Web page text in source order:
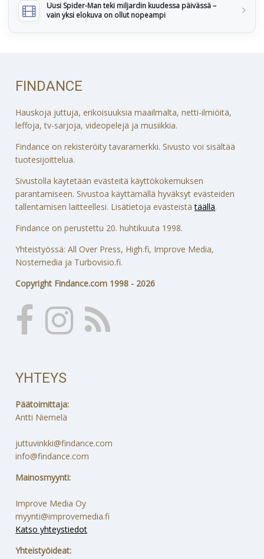
Uusi Spider-Man teki miljardin kuudessa päivässä –
vain yksi elokuva on ollut nopeampi
FINDANCE
Hauskoja juttuja, erikoisuuksia maailmalta, netti-ilmiöitä,
leffoja, tv-sarjoja, videopelejä ja musiikkia.
Findance on rekisteröity tavaramerkki. Sivusto voi sisältää
tuotesijoittelua.
Sivustolla käytetään evästeitä käyttökokemuksen
parantamiseen. Sivustoa käyttämällä hyväksyt evästeiden
tallentamisen laitteellesi. Lisätietoja evästeistätäällä.
Findance on perustettu 20. huhtikuuta 1998.
Yhteistyössä: All Over Press, High.fi, Improve Media,
Nostemedia ja Turbovisio.fi.
Copyright Findance.com 1998 - 2026
YHTEYS
Päätoimittaja:
Antti Niemelä
juttuvinkki@findance.com
info@findance.com
Mainosmyynti:
Improve Media Oy
myynti@improvemedia.fi
Katso yhteystiedot
Yhteistyöideat: